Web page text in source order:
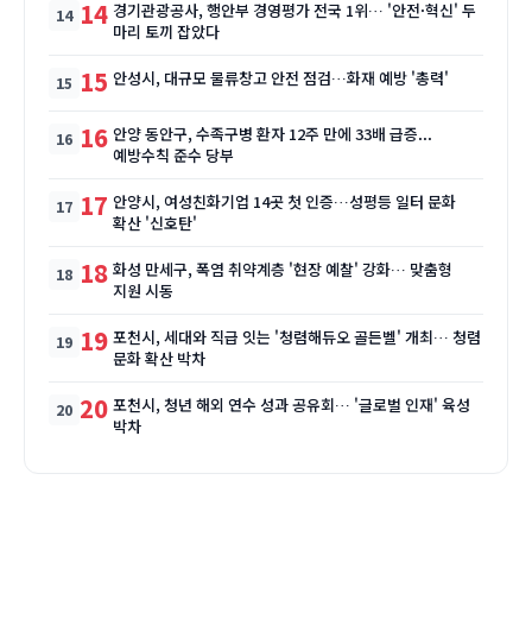
14 경기관광공사, 행안부 경영평가 전국 1위… '안전·혁신' 두
마리 토끼 잡았다
15 안성시, 대규모 물류창고 안전 점검…화재 예방 '총력'
16 안양 동안구, 수족구병 환자 12주 만에 33배 급증...
예방수칙 준수 당부
17 안양시, 여성친화기업 14곳 첫 인증…성평등 일터 문화
확산 '신호탄'
18 화성 만세구, 폭염 취약계층 '현장 예찰' 강화… 맞춤형
지원 시동
19 포천시, 세대와 직급 잇는 '청렴해듀오 골든벨' 개최… 청렴
문화 확산 박차
20 포천시, 청년 해외 연수 성과 공유회… '글로벌 인재' 육성
박차